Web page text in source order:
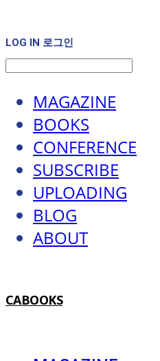
LOG IN 로그인
MAGAZINE
BOOKS
CONFERENCE
SUBSCRIBE
UPLOADING
BLOG
ABOUT
CABOOKS